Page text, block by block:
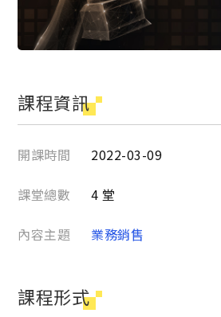
課程資訊
開課時間 2022-03-09
課堂總數 4 堂
內容主題 業務銷售
課程形式